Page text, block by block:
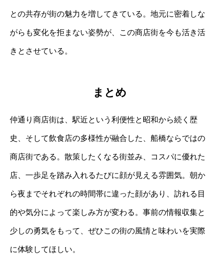
との共存が街の魅力を増してきている。地元に密着しな
がらも変化を拒まない姿勢が、この商店街を今も活き活
きとさせている。
まとめ
仲通り商店街は、駅近という利便性と昭和から続く歴
史、そして飲食店の多様性が融合した、船橋ならではの
商店街である。散策したくなる街並み、コスパに優れた
店、一歩足を踏み入れるたびに顔が見える雰囲気。朝か
ら夜までそれぞれの時間帯に違った顔があり、訪れる目
的や気分によって楽しみ方が変わる。事前の情報収集と
少しの勇気をもって、ぜひこの街の風情と味わいを実際
に体験してほしい。